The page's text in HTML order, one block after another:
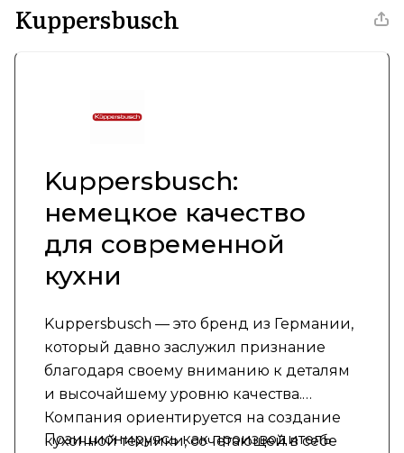
Kuppersbusch
Kuppersbusch:
немецкое качество
для современной
кухни
Kuppersbusch — это бренд из Германии,
который давно заслужил признание
благодаря своему вниманию к деталям
и высочайшему уровню качества.
Компания ориентируется на создание
кухонной техники, сочетающей в себе
Позиционируясь как производитель